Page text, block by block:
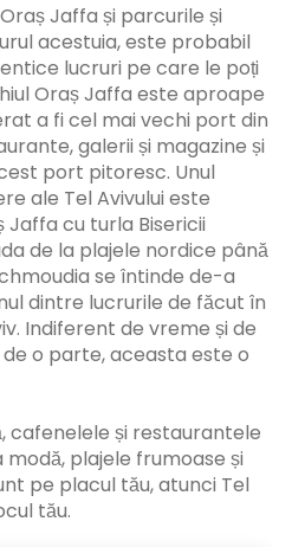
Jaffa și parcurile și
acestuia, este probabil
lucruri pe care le poți
Oraș Jaffa este aproape
a fi cel mai vechi port din
galerii și magazine și
port pitoresc. Unul
ale Tel Avivului este
Jaffa cu turla Bisericii
de la plajele nordice până
se întinde de-a
dintre lucrurile de făcut în
Indiferent de vreme și de
o parte, aceasta este o
cafenelele și restaurantele
plajele frumoase și
pe placul tău, atunci Tel
tău.